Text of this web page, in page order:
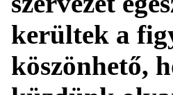
kerültek a
köszönhető,